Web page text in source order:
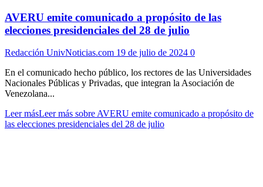
AVERU emite comunicado a propósito de las
elecciones presidenciales del 28 de julio
Redacción UnivNoticias.com 19 de julio de 2024 0
En el comunicado hecho público, los rectores de las Universidades
Nacionales Públicas y Privadas, que integran la Asociación de
Venezolana...
Leer másLeer más sobre AVERU emite comunicado a propósito de
las elecciones presidenciales del 28 de julio